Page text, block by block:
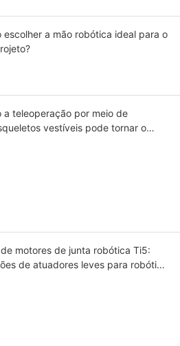
escolher a mão robótica ideal para o
a teleoperação por meio de
vestíveis pode tornar o
motores de junta robótica Ti5:
de atuadores leves para robótica